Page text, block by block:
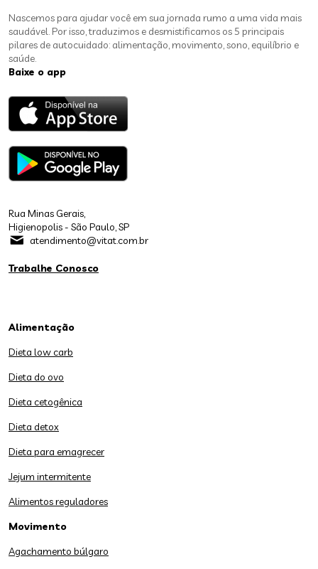
Nascemos para ajudar você em sua jornada rumo a uma vida mais
saudável. Por isso, traduzimos e desmistificamos os 5 principais
pilares de autocuidado: alimentação, movimento, sono, equilíbrio e
saúde.
Baixe o app
Rua Minas Gerais,
Higienopolis - São Paulo, SP
atendimento@vitat.com.br
Trabalhe Conosco
Alimentação
Dieta low carb
Dieta do ovo
Dieta cetogênica
Dieta detox
Dieta para emagrecer
Jejum intermitente
Alimentos reguladores
Movimento
Agachamento búlgaro